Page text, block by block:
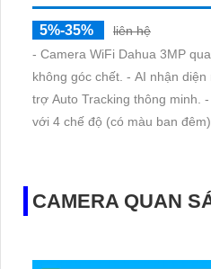
5%-35%
liên hệ
- Camera WiFi Dahua 3MP
không góc chết. - AI nhận
trợ Auto Tracking thông minh.
với 4 chế độ (có màu ban đêm)
CAMERA QUAN